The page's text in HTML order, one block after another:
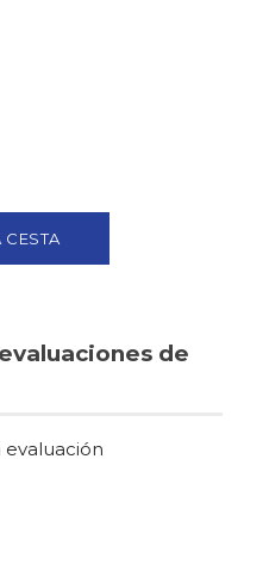
CESTA
de